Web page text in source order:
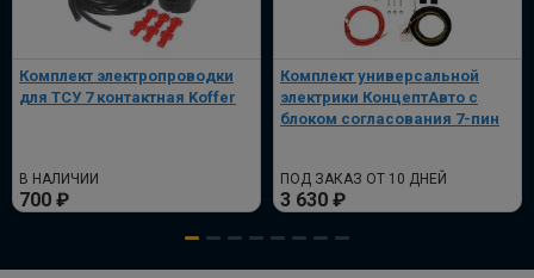
грузовики и платформы
ПОД ЗАКАЗ ОТ 14 ДНЕЙ
по запросу
В корзину
Комплект электрики фаркопа
универсальный без реле WESTFALIA 7-
Комплект электропроводки
для ТСУ 7 контактная Koffer
В НАЛИЧИИ
700 ₽
Комплект универсальной
электрики КонцептАвто с
блоком согласования 7-пин
ПОД ЗАКАЗ ОТ 10 ДНЕЙ
3 630 ₽